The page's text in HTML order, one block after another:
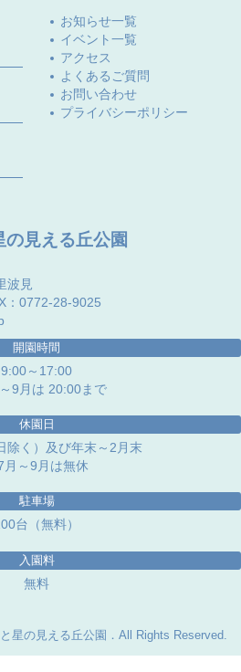
お知らせ一覧
イベント一覧
アクセス
よくあるご質問
お問い合わせ
プライバシーポリシー
見える丘公園
波見
：0772-28-9025
開園時間
9:00～17:00
9月は 20:00まで
休園日
除く）及び年末～2月末
～9月は無休
駐車場
台（無料）
入園料
無料
星の見える丘公園．All Rights Reserved.